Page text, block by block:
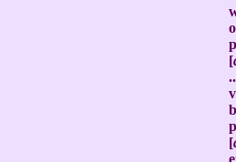
[
[